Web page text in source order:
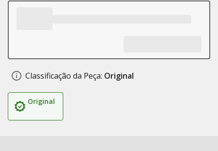
Classificação da Peça: Original
Original